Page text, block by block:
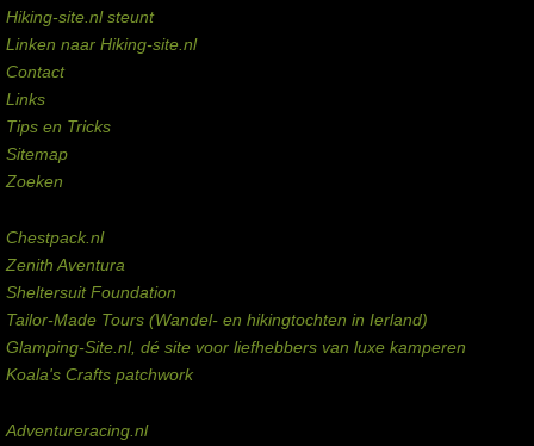
Hiking-site.nl steunt
Linken naar Hiking-site.nl
Contact
Links
Tips en Tricks
Sitemap
Zoeken
Chestpack.nl
Zenith Aventura
Sheltersuit Foundation
Tailor-Made Tours (Wandel- en hikingtochten in Ierland)
Glamping-Site.nl, dé site voor liefhebbers van luxe kamperen
Koala's Crafts patchwork
Adventureracing.nl